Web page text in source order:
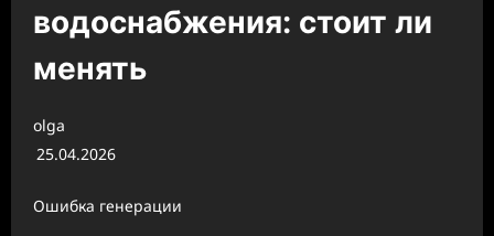
водоснабжения: стоит ли
менять
olga
25.04.2026
Ошибка генерации